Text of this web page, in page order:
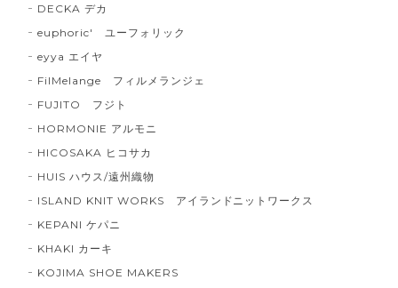
DECKA デカ
euphoric' ユーフォリック
eyya エイヤ
FilMelange フィルメランジェ
FUJITO フジト
HORMONIE アルモニ
HICOSAKA ヒコサカ
HUIS ハウス/遠州織物
ISLAND KNIT WORKS アイランドニットワークス
KEPANI ケパニ
KHAKI カーキ
KOJIMA SHOE MAKERS